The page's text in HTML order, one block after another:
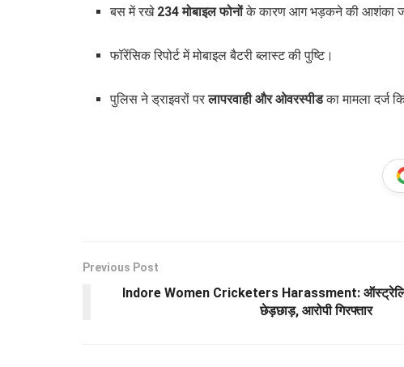
बस में रखे 234 मोबाइल फोनोंके कारण आग भड़कने की आशंका
फॉरेंसिक रिपोर्ट में मोबाइल बैटरी ब्लास्ट की पुष्टि।
पुलिस ने ड्राइवरों परलापरवाही और ओवरस्पीडका मामला दर्ज
Previous Post
Indore Women Cricketers Harassment:
छेड़छाड़, आरोपी गिरफ्तार